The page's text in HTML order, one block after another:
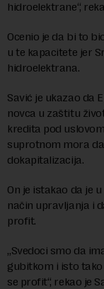
hidroelektrane“,
Ocenio je da bi to
u te kapacitete jer
hidroelektrana.
Savić je ukazao da
novca u zaštitu
kredita pod
suprotnom mora
dokapitalizacija.
On je istakao da je
način upravljanja i
profit.
„Svedoci smo da
gubitkom i isto
se profit“, rekao je